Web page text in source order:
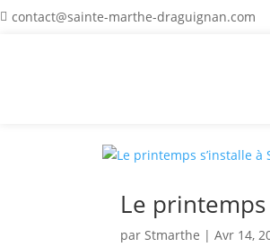
contact@sainte-marthe-draguignan.com
Le printemps
par Stmarthe |Avr 14,